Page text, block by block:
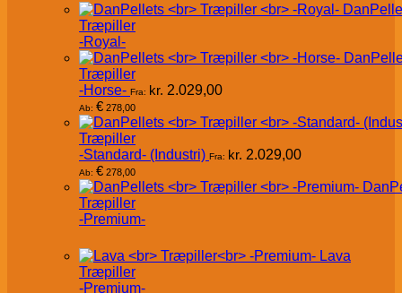
Træpiller
-Royal-
Træpiller
-Horse- Fra: kr. 2.029,00
Ab: € 278,00
Træpiller
-Standard- (Industri) Fra: kr. 2.029,00
Ab: € 278,00
Træpiller
-Premium-
Lava
Træpiller
-Premium-